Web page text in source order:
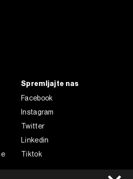
Spremljajte nas
Facebook
Instagram
Twitter
Linkedin
Tiktok